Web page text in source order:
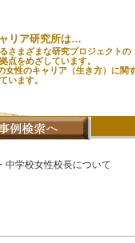
リア研究所は…
さまざまな研究プロジェクトの
点をめざしています。
女性のキャリア（生き方）に関
います。
中学校女性校長について